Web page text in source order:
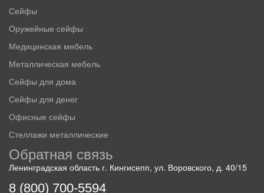
Сейфы
Оружейные сейфы
Медицинская мебель
Металлическая мебель
Сейфы для дома
Сейфы для денег
Офисные сейфы
Стеллажи металлические
Обратная связь
Ленинградская область г. Кингисепп, ул. Воровского, д. 40/15
8 (800) 700-5594